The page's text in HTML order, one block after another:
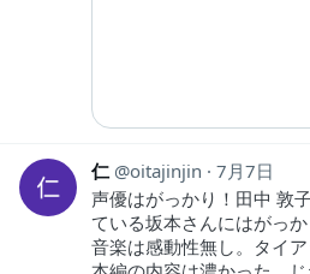
仁 oitajinjin
7月7日
声優はがっかり！田中 敦
ている坂本さんにはがっか
音楽は感動性無し。タイ